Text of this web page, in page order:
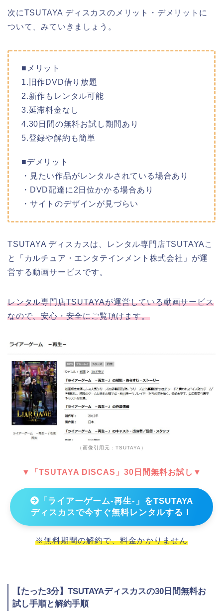
次にTSUTAYA ディスカスのメリット・デメリットに
ついて、みていきましょう。
■メリット
1.旧作DVD借り放題
2.新作もレンタル可能
3.延滞料金なし
4.30日間の無料お試し期間あり
5.登録や解約も簡単
■デメリット
・見たい作品がレンタルされている場合あり
・DVD配達に2日位かかる場合あり
・サイトのデザインが見づらい
TSUTAYA ディスカスは、レンタル専門店TSUTAYAこ
と「カルチュア・エンタテインメント株式会社」が運
営する動画サービスです。
レンタル専門店TSUTAYAが運営している動画サービス
なので、安心・安全にご覧頂けます。
（画像引用元：TSUTAYA）
▼「TSUTAYA DISCAS」30日間無料お試し▼
「ライアーゲーム-再生-」をTSUTAYA
ディスカスで今すぐ無料レンタルする！
※無料期間の解約で、料金かかりません
【たった3分】TSUTAYAディスカスの30日間無料お
試し手順と解約手順